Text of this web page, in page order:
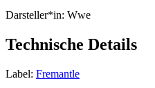
Darsteller*in: Wwe
Technische Details
Label: Fremantle